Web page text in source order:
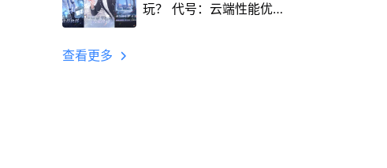
玩？ 代号：云端性能优
查看更多